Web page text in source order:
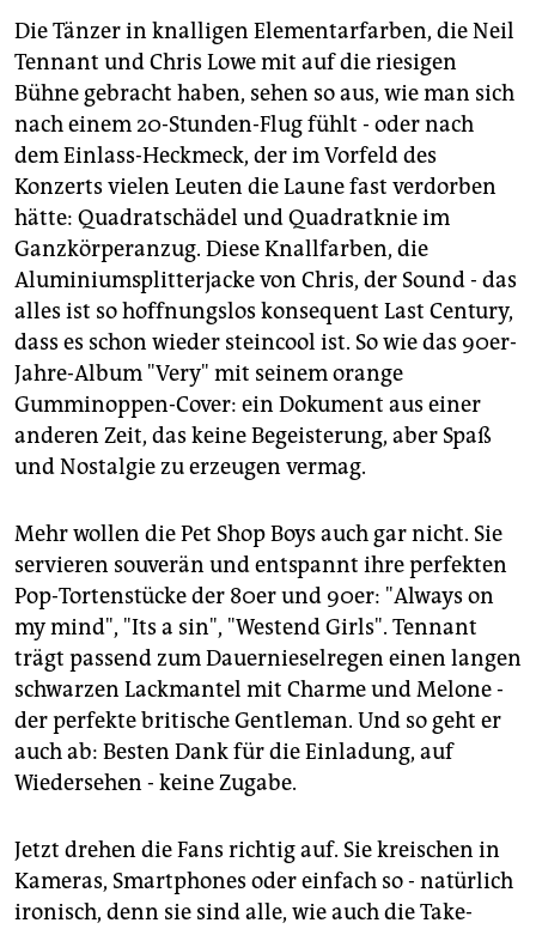
Die Tänzer in knalligen Elementarfarben, die Neil
Tennant und Chris Lowe mit auf die riesigen
Bühne gebracht haben, sehen so aus, wie man sich
nach einem 20-Stunden-Flug fühlt - oder nach
dem Einlass-Heckmeck, der im Vorfeld des
Konzerts vielen Leuten die Laune fast verdorben
hätte: Quadratschädel und Quadratknie im
Ganzkörperanzug. Diese Knallfarben, die
Aluminiumsplitterjacke von Chris, der Sound - das
alles ist so hoffnungslos konsequent Last Century,
dass es schon wieder steincool ist. So wie das 90er-
Jahre-Album "Very" mit seinem orange
Gumminoppen-Cover: ein Dokument aus einer
anderen Zeit, das keine Begeisterung, aber Spaß
und Nostalgie zu erzeugen vermag.
Mehr wollen die Pet Shop Boys auch gar nicht. Sie
servieren souverän und entspannt ihre perfekten
Pop-Tortenstücke der 80er und 90er: "Always on
my mind", "Its a sin", "Westend Girls". Tennant
trägt passend zum Dauernieselregen einen langen
schwarzen Lackmantel mit Charme und Melone -
der perfekte britische Gentleman. Und so geht er
auch ab: Besten Dank für die Einladung, auf
Wiedersehen - keine Zugabe.
Jetzt drehen die Fans richtig auf. Sie kreischen in
Kameras, Smartphones oder einfach so - natürlich
ironisch, denn sie sind alle, wie auch die Take-